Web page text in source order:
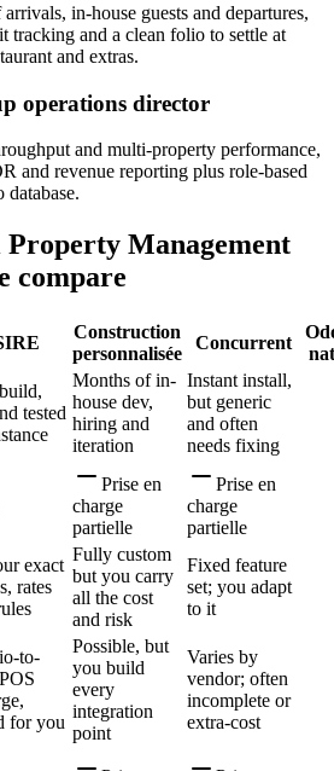
in-house guests and departures,
tracking and a clean folio to settle at
and extras.
operations director
and multi-property performance,
and revenue reporting plus role-based
database.
Management
compare
Construction
personnalisée
Concurrent
tested
Months of in-
house dev,
hiring and
iteration
Instant install,
but generic
and often
needs fixing
Prise en
charge
partielle
Prise en
charge
partielle
exact
rates
Fully custom
but you carry
all the cost
and risk
Fixed feature
set; you adapt
to it
to-
for you
Possible, but
you build
every
integration
point
Varies by
vendor; often
incomplete or
extra-cost